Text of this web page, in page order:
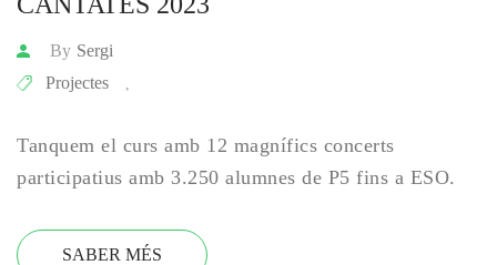
By Sergi
Projectes
Tanquem el curs amb 12 magnífics concerts
participatius amb 3.250 alumnes de P5 fins a ESO.
SABER MÉS